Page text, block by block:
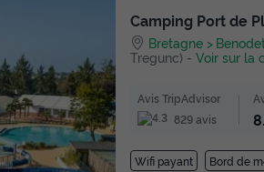
Camping Port de
Bretagne Benodet
Tregunc) - Voir sur la
Avis TripAdvisor
829 avis
Wifi payant Bord de